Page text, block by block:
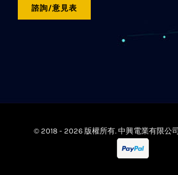
諮詢/意見表
© 2018 - 2026 版權所有. 中興電業有限公